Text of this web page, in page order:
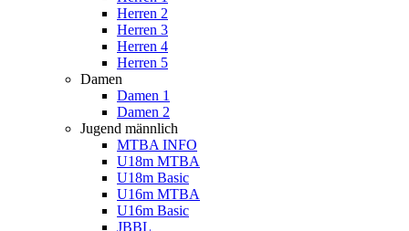
Herren 2
Herren 3
Herren 4
Herren 5
Damen
Damen 1
Damen 2
Jugend männlich
MTBA INFO
U18m MTBA
U18m Basic
U16m MTBA
U16m Basic
JBBL